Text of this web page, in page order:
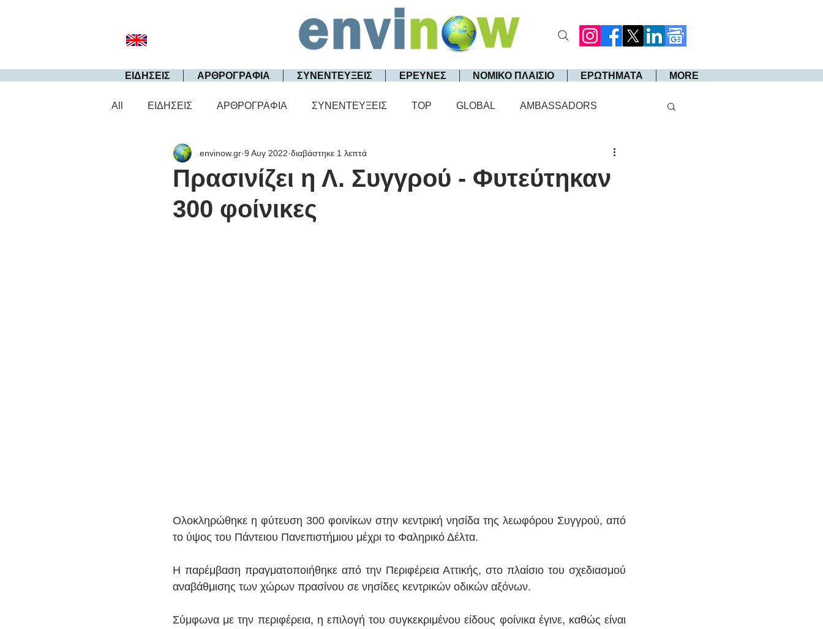
ΕΙΔΗΣΕΙΣ ΑΡΘΡΟΓΡΑΦΙΑ ΣΥΝΕΝΤΕΥΞΕΙΣ ΕΡΕΥΝΕΣ ΝΟΜΙΚΟ ΠΛΑΙΣΙΟ ΕΡΩΤΗΜΑΤΑ MORE
All ΕΙΔΗΣΕΙΣ ΑΡΘΡΟΓΡΑΦΙΑ ΣΥΝΕΝΤΕΥΞΕΙΣ TOP GLOBAL AMBASSADORS
Πρασινίζει η Λ. Συγγρού - Φυτεύτηκαν
300 φοίνικες
envinow.gr 9 Αυγ 2022 διαβάστηκε 1 λεπτά
Ολοκληρώθηκε η φύτευση 300 φοινίκων στην κεντρική νησίδα της λεωφόρου Συγγρού, από
το ύψος του Πάντειου Πανεπιστήμιου μέχρι το Φαληρικό Δέλτα.
Η παρέμβαση πραγματοποιήθηκε από την Περιφέρεια Αττικής, στο πλαίσιο του σχεδιασμού
αναβάθμισης των χώρων πρασίνου σε νησίδες κεντρικών οδικών αξόνων.
Σύμφωνα με την περιφέρεια, η επιλογή του συγκεκριμένου είδους φοίνικα έγινε, καθώς είναι